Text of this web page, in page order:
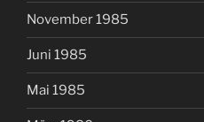
November 1985
Juni 1985
Mai 1985